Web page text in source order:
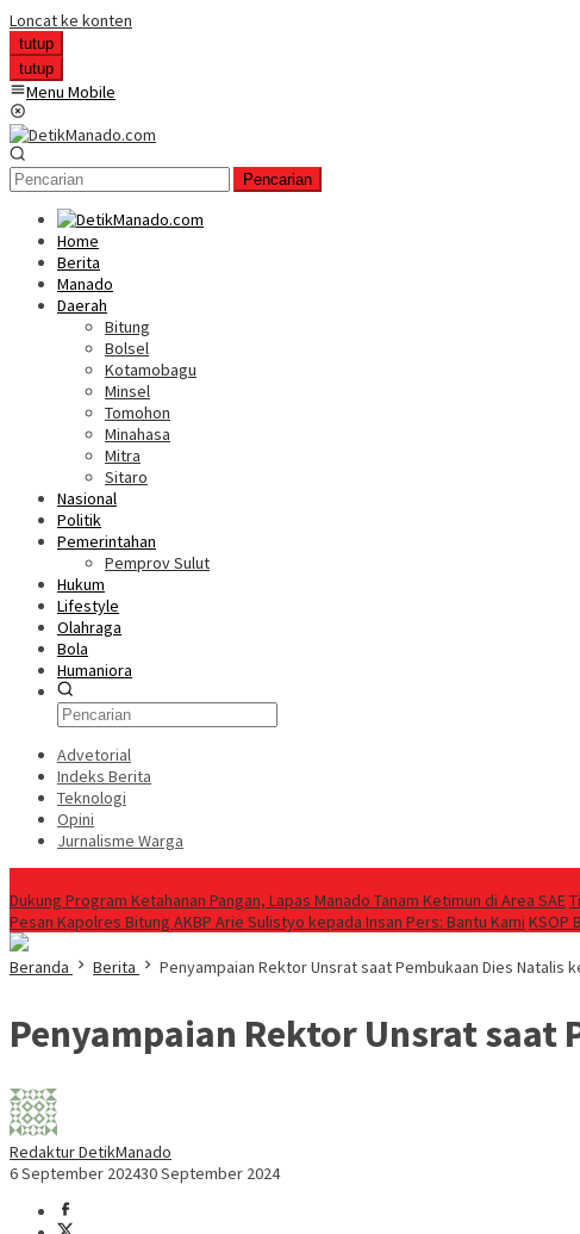
Loncat ke konten
tutup
tutup
Menu Mobile
Pencarian
Home
Berita
Manado
Daerah
Bitung
Bolsel
Kotamobagu
Minsel
Tomohon
Minahasa
Mitra
Sitaro
Nasional
Politik
Pemerintahan
Pemprov Sulut
Hukum
Lifestyle
Olahraga
Bola
Humaniora
Advetorial
Indeks Berita
Teknologi
Opini
Jurnalisme Warga
Dukung Program Ketahanan Pangan, Lapas Manado Tanam Ketimun di Area SAE
Pesan Kapolres Bitung AKBP Arie Sulistyo kepada Insan Pers: Bantu Kami KSOP
Beranda Berita Penyampaian Rektor Unsrat saat Pembukaan Dies Natalis
Penyampaian Rektor Unsrat saat
Redaktur DetikManado
6 September 202430 September 2024